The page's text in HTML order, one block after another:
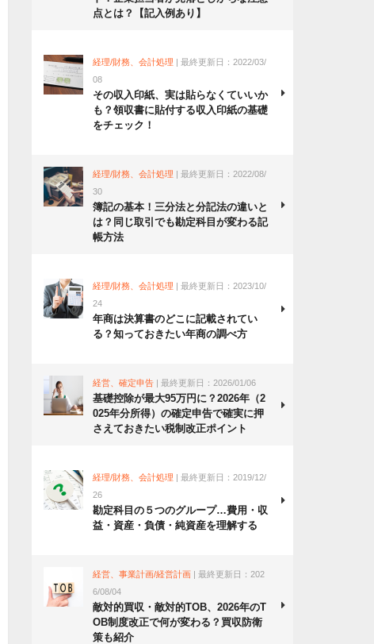
点とは？【記入例あり】
経理/財務、会計処理 | 最終更新日：2022/03/
08
その収入印紙、実は貼らなくていいか
も？領収書に貼付する収入印紙の基礎
をチェック！
経理/財務、会計処理 | 最終更新日：2022/08/
30
簿記の基本！三分法と分記法の違いと
は？同じ取引でも勘定科目が変わる記
帳方法
経理/財務、会計処理 | 最終更新日：2023/10/
24
年商は決算書のどこに記載されてい
る？知っておきたい年商の調べ方
経営、確定申告 | 最終更新日：2026/01/06
基礎控除が最大95万円に？2026年（2
025年分所得）の確定申告で確実に押
さえておきたい税制改正ポイント
経理/財務、会計処理 | 最終更新日：2019/12/
26
勘定科目の５つのグループ…費用・収
益・資産・負債・純資産を理解する
経営、事業計画/経営計画 | 最終更新日：202
6/08/04
敵対的買収・敵対的TOB、2026年のT
OB制度改正で何が変わる？買収防衛
策も紹介